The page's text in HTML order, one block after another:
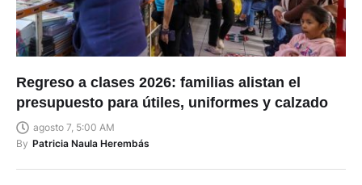
Regreso a clases 2026: familias alistan el
presupuesto para útiles, uniformes y calzado
agosto 7, 5:00 AM
By Patricia Naula Herembás